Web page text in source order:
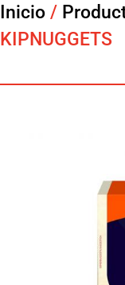
Inicio /
KIPNUGGETS